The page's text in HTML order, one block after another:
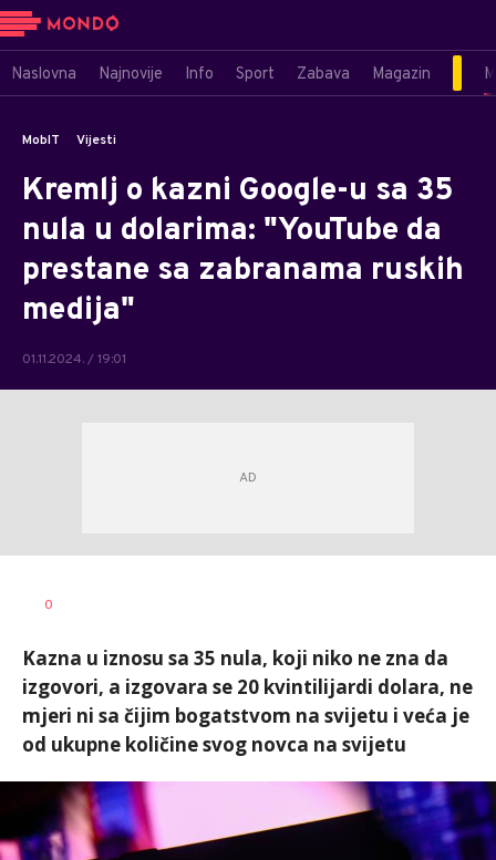
Naslovna Najnovije Info Sport Zabava Magazin
MobIT Vijesti
Kremlj o kazni Google-u sa 35
nula u dolarima: "YouTube da
prestane sa zabranama ruskih
medija"
01.11.2024. / 19:01
AUTOR
0
Kazna u iznosu sa 35 nula, koji niko ne zna da
izgovori, a izgovara se 20 kvintilijardi dolara, ne
mjeri ni sa čijim bogatstvom na svijetu i veća je
od ukupne količine svog novca na svijetu